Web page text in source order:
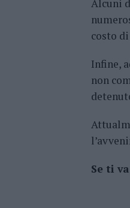
Alcuni
costo
Infine,
non
Se ti